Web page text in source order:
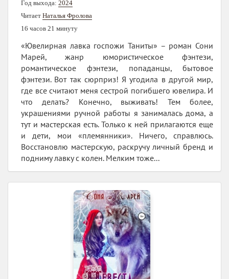
Год выхода: 2024
Читает Наталья Фролова
16 часов 21 минуту
«Ювелирная лавка госпожи Таниты» – роман Сони
Марей, жанр юмористическое фэнтези,
романтическое фэнтези, попаданцы, бытовое
фэнтези. Вот так сюрприз! Я угодила в другой мир,
где все считают меня сестрой погибшего ювелира. И
что делать? Конечно, выживать! Тем более,
украшениями ручной работы я занималась дома, а
тут и мастерская есть. Только к ней прилагаются еще
и дети, мои «племянники». Ничего, справлюсь.
Восстановлю мастерскую, раскручу личный бренд и
подниму лавку с колен. Мелким тоже...